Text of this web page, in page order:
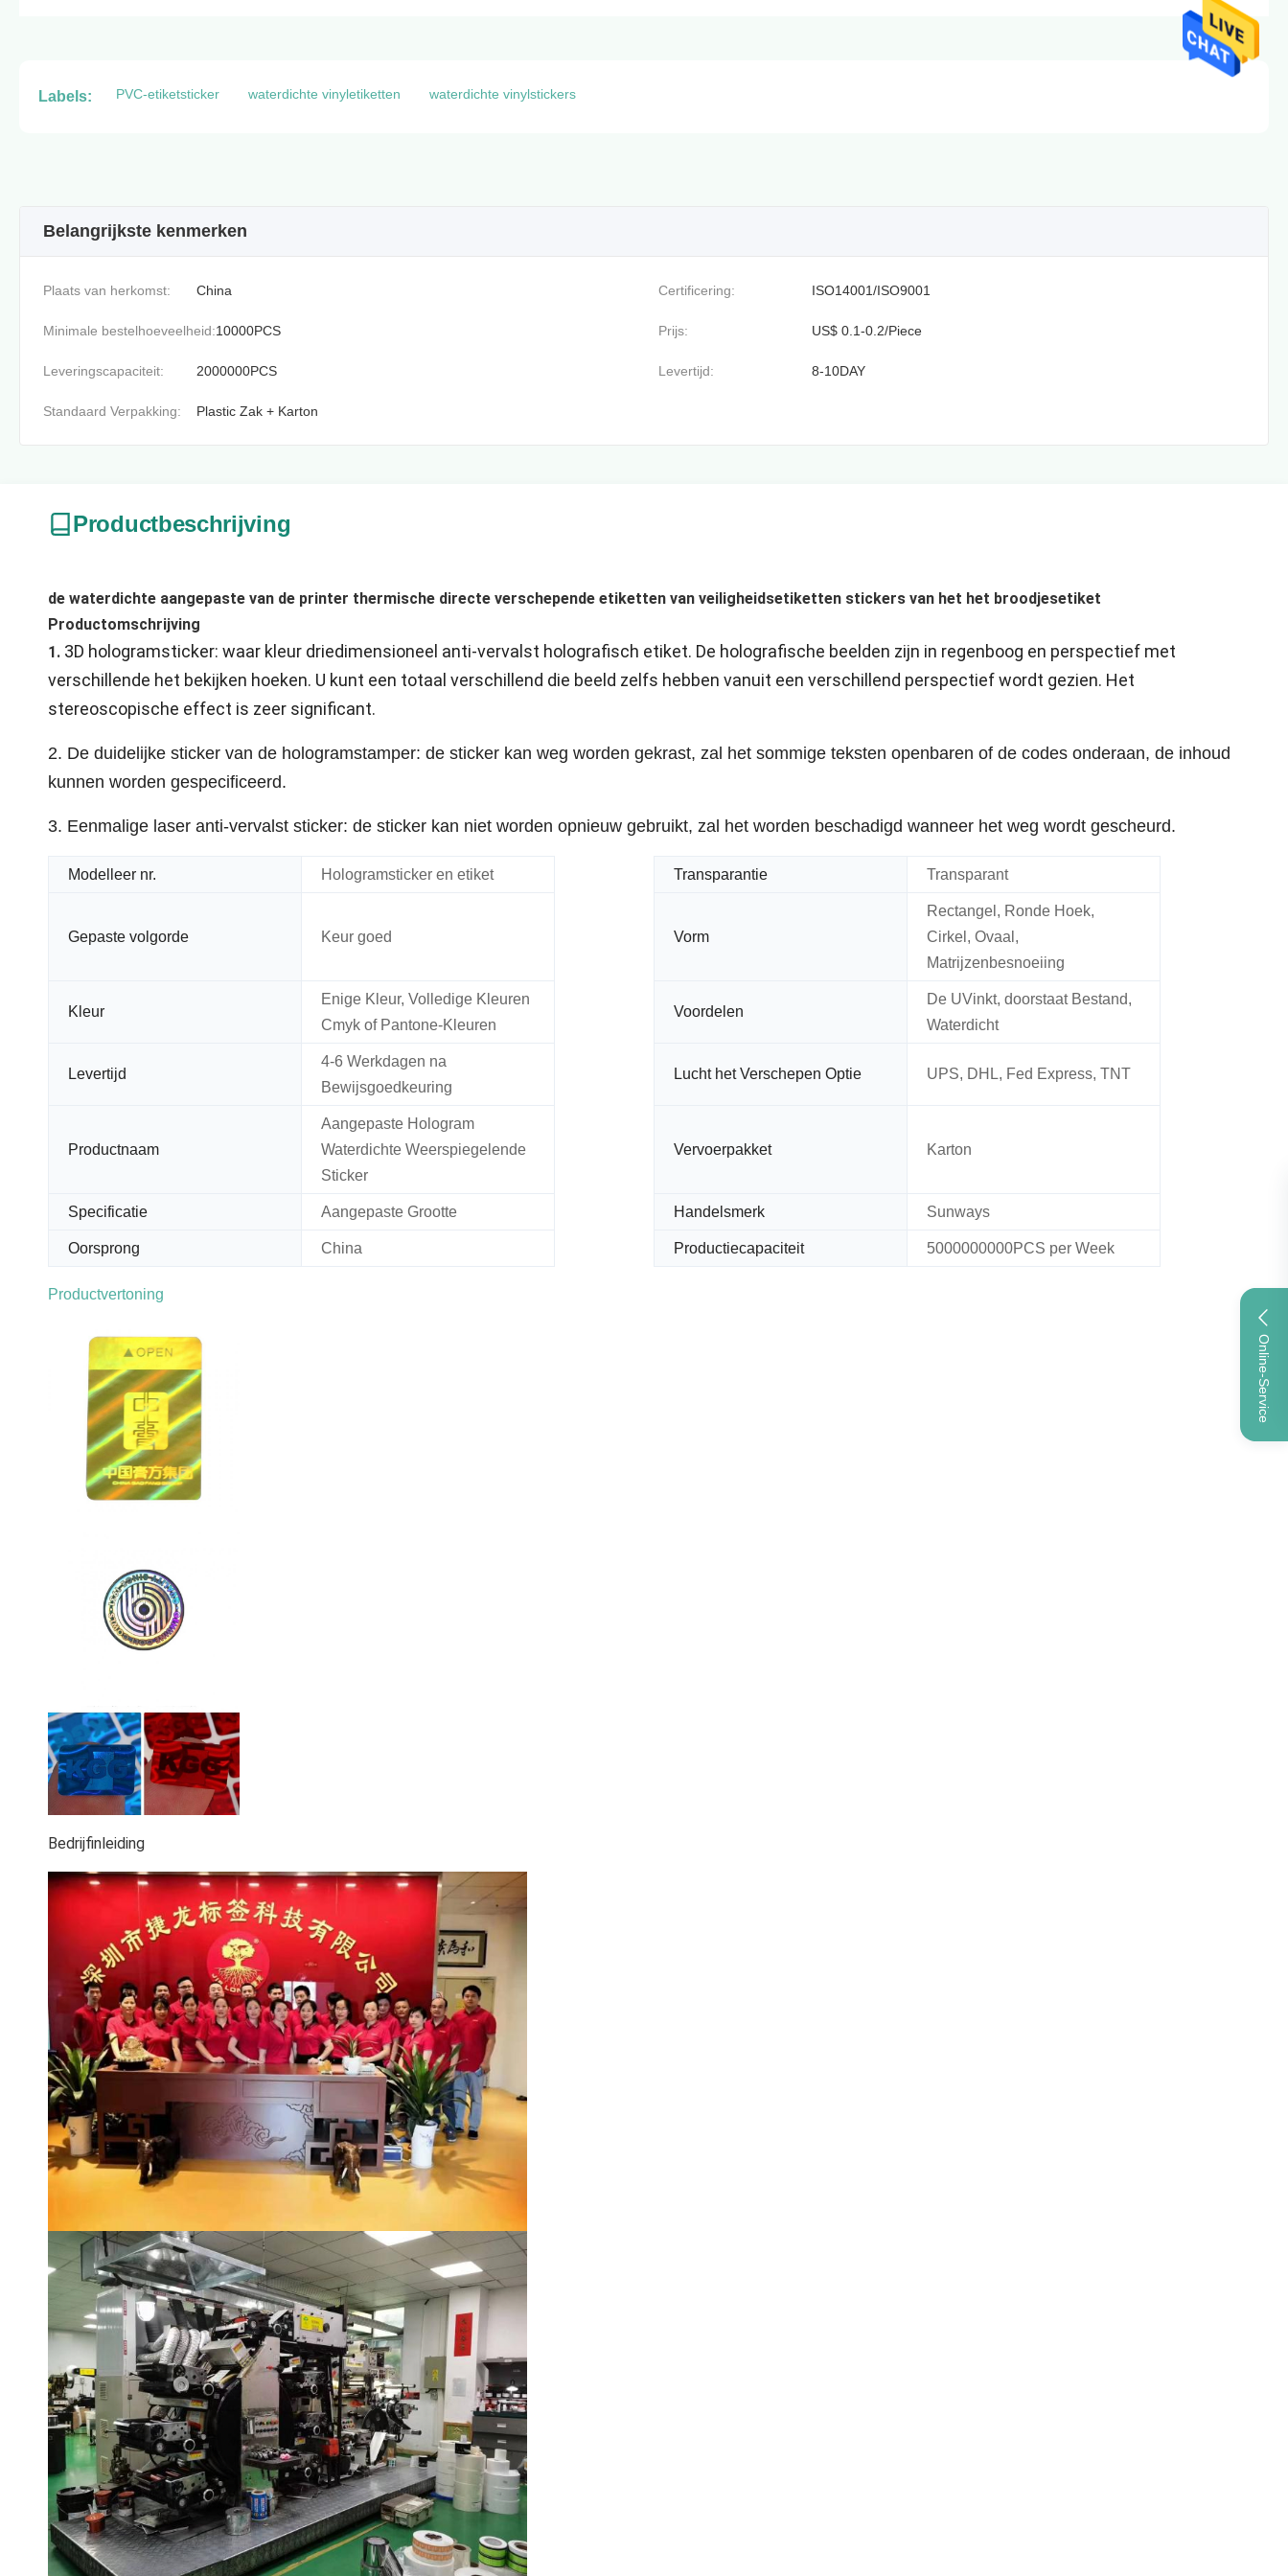
Online-Service
Labels: PVC-etiketsticker waterdichte vinyletiketten waterdichte vinylstickers
Belangrijkste kenmerken
Plaats van herkomst: China Certificering: ISO14001/ISO9001
Minimale bestelhoeveelheid:10000PCS Prijs: US$ 0.1-0.2/Piece
Leveringscapaciteit: 2000000PCS Levertijd: 8-10DAY
Standaard Verpakking: Plastic Zak + Karton
Productbeschrijving
de waterdichte aangepaste van de printer thermische directe verschepende etiketten van veiligheidsetiketten stickers van het het broodjesetiket
Productomschrijving
1. 3D hologramsticker: waar kleur driedimensioneel anti-vervalst holografisch etiket. De holografische beelden zijn in regenboog en perspectief met
verschillende het bekijken hoeken. U kunt een totaal verschillend die beeld zelfs hebben vanuit een verschillend perspectief wordt gezien. Het
stereoscopische effect is zeer significant.
2. De duidelijke sticker van de hologramstamper: de sticker kan weg worden gekrast, zal het sommige teksten openbaren of de codes onderaan, de inhoud
kunnen worden gespecificeerd.
3. Eenmalige laser anti-vervalst sticker: de sticker kan niet worden opnieuw gebruikt, zal het worden beschadigd wanneer het weg wordt gescheurd.
Modelleer nr. Hologramsticker en etiket Transparantie Transparant
Gepaste volgorde Keur goed Vorm
Rectangel, Ronde Hoek,
Cirkel, Ovaal,
Matrijzenbesnoeiing
Kleur
Enige Kleur, Volledige Kleuren
Cmyk of Pantone-Kleuren
Voordelen
De UVinkt, doorstaat Bestand,
Waterdicht
Levertijd
4-6 Werkdagen na
Bewijsgoedkeuring
Lucht het Verschepen Optie UPS, DHL, Fed Express, TNT
Productnaam
Aangepaste Hologram
Waterdichte Weerspiegelende
Sticker
Vervoerpakket Karton
Specificatie Aangepaste Grootte Handelsmerk Sunways
Oorsprong China Productiecapaciteit 5000000000PCS per Week
Productvertoning
Bedrijfinleiding